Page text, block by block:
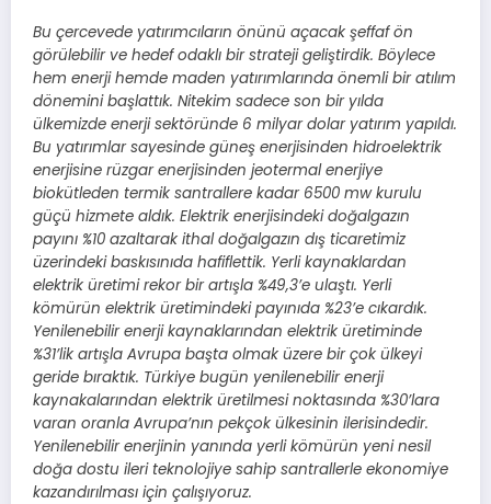
Bu çercevede yatırımcıların önünü açacak şeffaf ön
görülebilir ve hedef odaklı bir strateji geliştirdik. Böylece
hem enerji hemde maden yatırımlarında önemli bir atılım
dönemini başlattık. Nitekim sadece son bir yılda
ülkemizde enerji sektöründe 6 milyar dolar yatırım yapıldı.
Bu yatırımlar sayesinde güneş enerjisinden hidroelektrik
enerjisine rüzgar enerjisinden jeotermal enerjiye
biokütleden termik santrallere kadar 6500 mw kurulu
güçü hizmete aldık. Elektrik enerjisindeki doğalgazın
payını %10 azaltarak ithal doğalgazın dış ticaretimiz
üzerindeki baskısınıda hafiflettik. Yerli kaynaklardan
elektrik üretimi rekor bir artışla %49,3’e ulaştı. Yerli
kömürün elektrik üretimindeki payınıda %23’e cıkardık.
Yenilenebilir enerji kaynaklarından elektrik üretiminde
%31’lik artışla Avrupa başta olmak üzere bir çok ülkeyi
geride bıraktık. Türkiye bugün yenilenebilir enerji
kaynakalarından elektrik üretilmesi noktasında %30’lara
varan oranla Avrupa’nın pekçok ülkesinin ilerisindedir.
Yenilenebilir enerjinin yanında yerli kömürün yeni nesil
doğa dostu ileri teknolojiye sahip santrallerle ekonomiye
kazandırılması için çalışıyoruz.